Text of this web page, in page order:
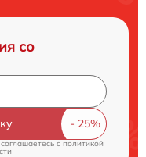
со
cполитикой